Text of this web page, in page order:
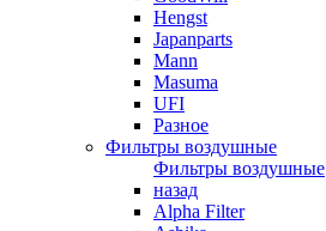
Hengst
Japanparts
Mann
Masuma
UFI
Разное
Фильтры воздушные
Фильтры воздушные
назад
Alpha Filter